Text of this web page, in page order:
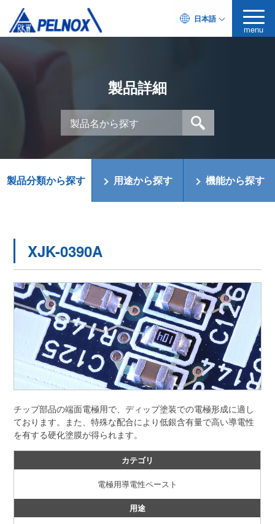
日本語
menu
製品詳細
製品分類から探す 用途から探す 機能から探す
XJK-0390A
チップ部品の端面電極用で、ディップ塗装での電極形成に適し
ております。また、特殊な配合により低銀含有量で高い導電性
を有する硬化塗膜が得られます。
カテゴリ
電極用導電性ペースト
用途